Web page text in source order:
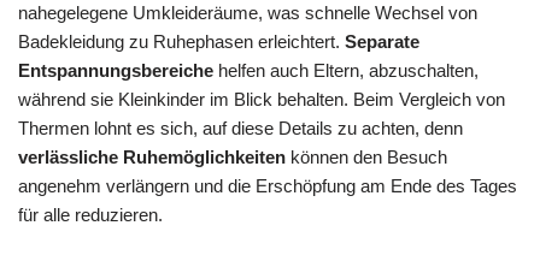
nahegelegene Umkleideräume, was schnelle Wechsel von
Badekleidung zu Ruhephasen erleichtert. Separate
Entspannungsbereiche helfen auch Eltern, abzuschalten,
während sie Kleinkinder im Blick behalten. Beim Vergleich von
Thermen lohnt es sich, auf diese Details zu achten, denn
verlässliche Ruhemöglichkeiten können den Besuch
angenehm verlängern und die Erschöpfung am Ende des Tages
für alle reduzieren.